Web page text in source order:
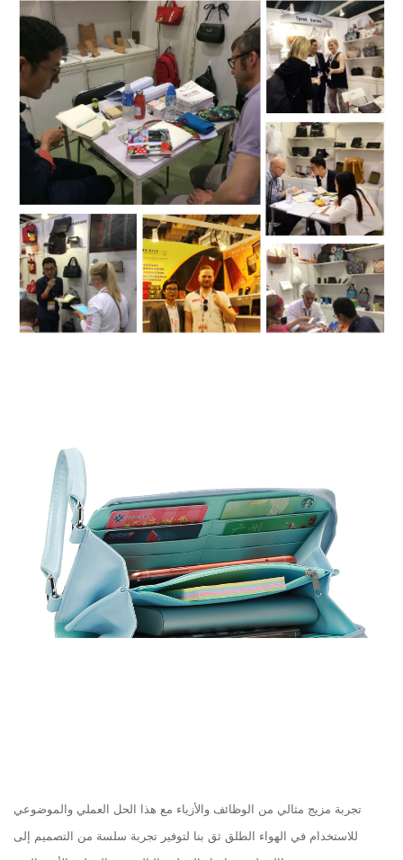
تجربة مزيج مثالي من الوظائف والأزياء مع هذا الحل العملي والموضوعي
للاستخدام في الهواء الطلق ثق بنا لتوفير تجربة سلسة من التصميم إلى